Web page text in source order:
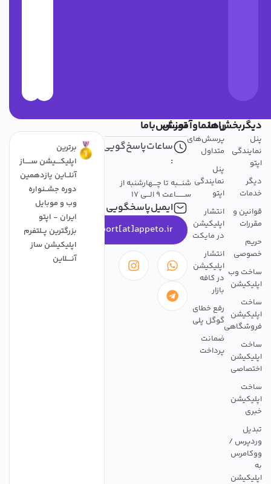
دیگربخش‌ها
پنل
نمایندگی
اپتو
دیگر
خدمات
قوانین و
مقررات
حریم
خصوصی
ساخت وب
اپلیکیشن
ساخت
اپلیکیشن
فروشگاهی
ساخت
اپلیکیشن
اختصاصی
ساخت
اپلیکیشن
خبری
تبدیل
وردپرس /
ووکامرس
به
اپلیکیشن
راهنماوآموزش
پرسش‌های
متداول
پنل
نمایندگی
اپتو
انتشار
اپلیکیشن
در مایکت
انتشار
اپلیکیشن
در کافه
بازار
رفع خطای
گوگل پلی
ضمانت
پرداخت
تمــــاس‌باما
ساعات‌پاسخ‌گویی
:
شنـــبه تا چـــهارشنبه از
ســـــــاعت 9 الـــی 17
ایمیل‌پاسخگویی
support[at]appeto.ir
برترین
اپلیکــــیشن ســـــاز
آنلــاین یازدهمین
دوره جشــنواره
وب و موبایل
ایران - اپتو
بزرگترین پــلتفرم
اپلیکیشن ساز
آنــــلاین